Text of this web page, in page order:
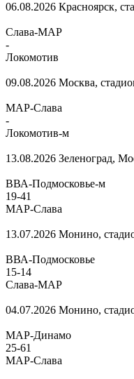
06.08.2026 Красноярск,
Слава-МАР
-
Локомотив
09.08.2026 Москва,
МАР-Слава
-
Локомотив-м
13.08.2026 Зеленоград,
ВВА-Подмосковье-м
19-41
МАР-Слава
13.07.2026 Монино,
ВВА-Подмосковье
15-14
Слава-МАР
04.07.2026 Монино,
МАР-Динамо
25-61
МАР-Слава